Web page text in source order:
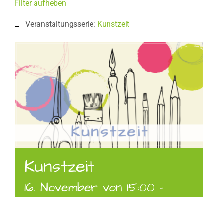
Filter aufheben
Veranstaltungsserie: Kunstzeit
Kunstzeit
16. November von 15:00 -